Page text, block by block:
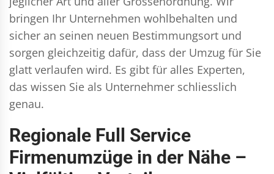
bringen Ihr Unternehmen wohlbehalten und
sicher an seinen neuen Bestimmungsort und
sorgen gleichzeitig dafür, dass der Umzug für Sie
glatt verlaufen wird. Es gibt für alles Experten,
das wissen Sie als Unternehmer schliesslich
genau.
Regionale Full Service
Firmenumzüge in der Nähe –